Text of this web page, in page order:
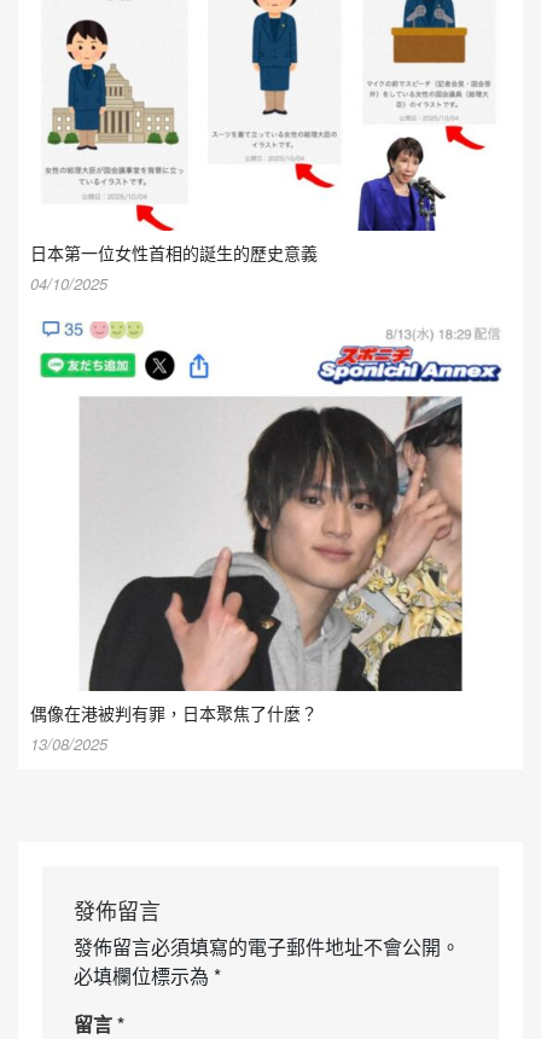
日本第一位女性首相的誕生的歷史意義
04/10/2025
偶像在港被判有罪，日本聚焦了什麼？
13/08/2025
發佈留言
發佈留言必須填寫的電子郵件地址不會公開。
必填欄位標示為 *
留言*